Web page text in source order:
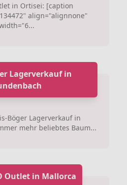
in Ortisei: [caption
align="alignnone"
Lagerverkauf in
Böger Lagerverkauf in
mehr beliebtes Baum...
Outlet in Mallorca